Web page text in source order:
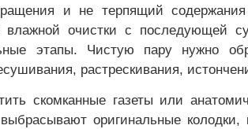
и не терпящий
очистки с последующей
этапы. Чистую пару нужно
растрескивания,
скомканные газеты или
оригинальные колодки,